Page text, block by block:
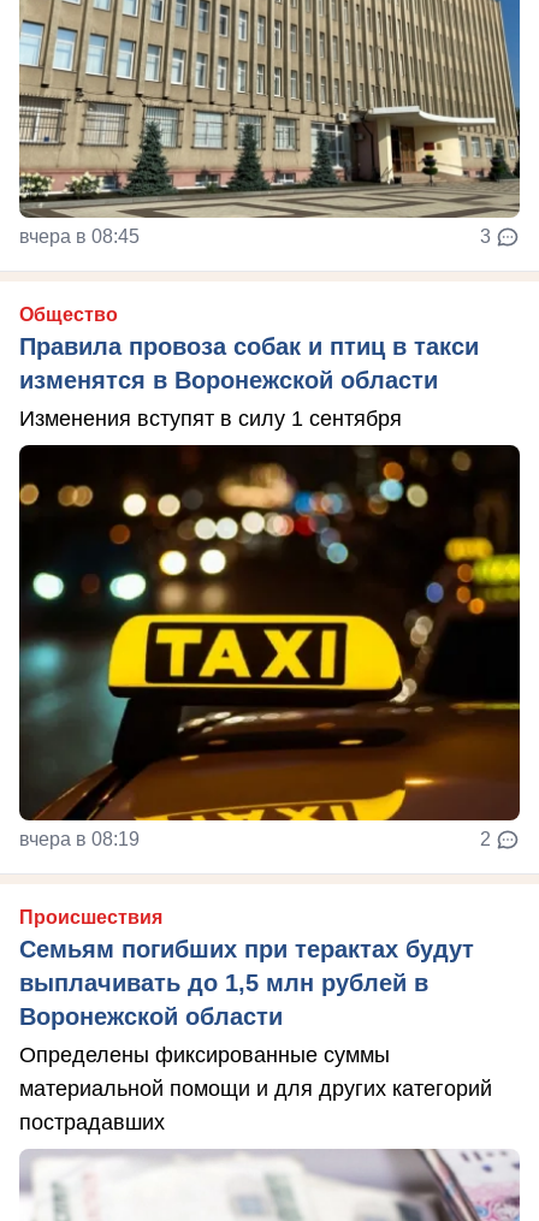
вчера в 08:45 3
Общество
Правила провоза собак и птиц в такси
изменятся в Воронежской области
Изменения вступят в силу 1 сентября
вчера в 08:19 2
Происшествия
Семьям погибших при терактах будут
выплачивать до 1,5 млн рублей в
Воронежской области
Определены фиксированные суммы
материальной помощи и для других категорий
пострадавших